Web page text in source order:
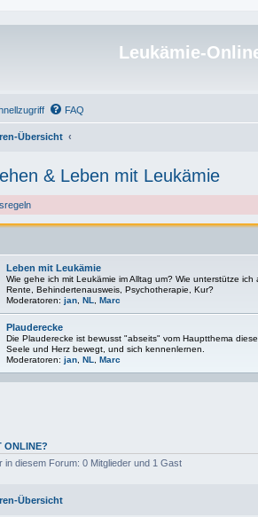
Leukämie-
FAQ
Übersicht
& Leben mit Leukämie
Leben mit Leukämie
Wie gehe ich mit Leukämie im Alltag um? Wie unterstütze
Rente, Behindertenausweis, Psychotherapie, Kur?
Moderatoren: jan NL Marc
Plauderecke
Die Plauderecke ist bewusst "abseits" vom Hauptthema
Seele und Herz bewegt, und sich kennenlernen.
Moderatoren: jan NL Marc
ONLINE?
in diesem Forum: 0 Mitglieder und 1 Gast
Übersicht